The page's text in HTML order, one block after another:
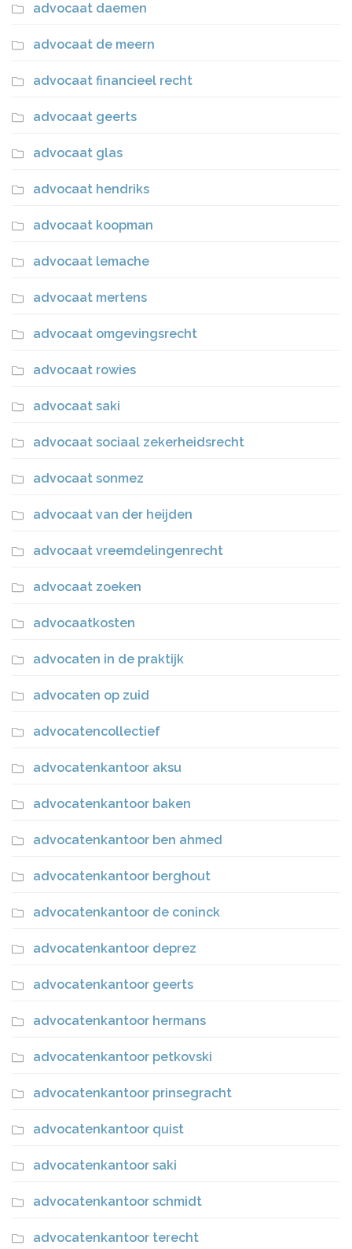
advocaat daemen
advocaat de meern
advocaat financieel recht
advocaat geerts
advocaat glas
advocaat hendriks
advocaat koopman
advocaat lemache
advocaat mertens
advocaat omgevingsrecht
advocaat rowies
advocaat saki
advocaat sociaal zekerheidsrecht
advocaat sonmez
advocaat van der heijden
advocaat vreemdelingenrecht
advocaat zoeken
advocaatkosten
advocaten in de praktijk
advocaten op zuid
advocatencollectief
advocatenkantoor aksu
advocatenkantoor baken
advocatenkantoor ben ahmed
advocatenkantoor berghout
advocatenkantoor de coninck
advocatenkantoor deprez
advocatenkantoor geerts
advocatenkantoor hermans
advocatenkantoor petkovski
advocatenkantoor prinsegracht
advocatenkantoor quist
advocatenkantoor saki
advocatenkantoor schmidt
advocatenkantoor terecht